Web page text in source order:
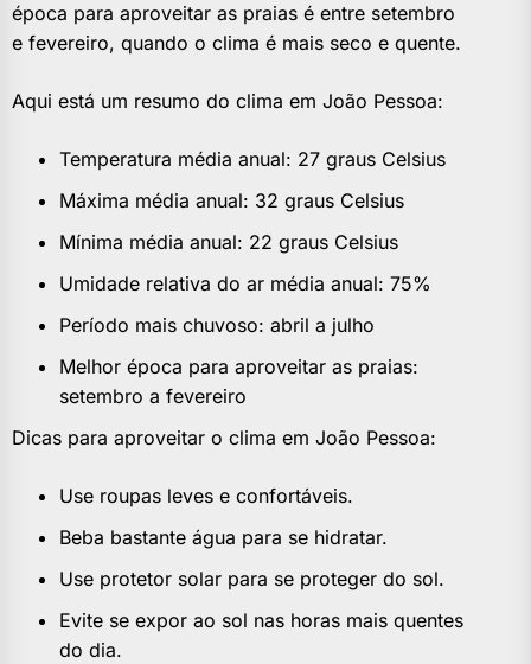
época para aproveitar as praias é entre setembro
e fevereiro, quando o clima é mais seco e quente.
Aqui está um resumo do clima em João Pessoa:
Temperatura média anual: 27 graus Celsius
Máxima média anual: 32 graus Celsius
Mínima média anual: 22 graus Celsius
Umidade relativa do ar média anual: 75%
Período mais chuvoso: abril a julho
Melhor época para aproveitar as praias:
setembro a fevereiro
Dicas para aproveitar o clima em João Pessoa:
Use roupas leves e confortáveis.
Beba bastante água para se hidratar.
Use protetor solar para se proteger do sol.
Evite se expor ao sol nas horas mais quentes
do dia.